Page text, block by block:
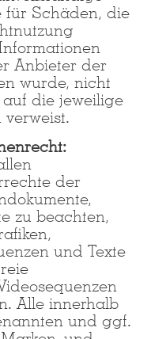
für Schäden, die
Anbieter der
wurde, nicht
die jeweilige
der
zu beachten,
und Texte
Alle innerhalb
und ggf.